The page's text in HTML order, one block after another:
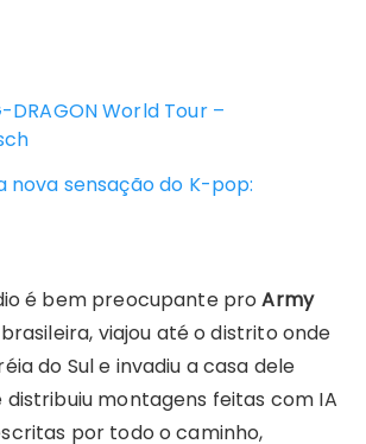
DRAGON World Tour –
nova sensação do K-pop:
é bem preocupante proArmy
viajou até o distrito onde
do Sul e invadiu a casa dele
montagens feitas com IA
por todo o caminho,